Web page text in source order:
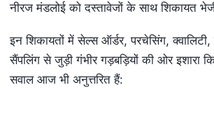
नीरज मंडलोई को दस्तावेजों के साथ शिकायत
इन शिकायतों में सेल्स ऑर्डर, परचेसिंग, क्वालिटी,
सैंपलिंग से जुड़ी गंभीर गड़बड़ियों की ओर इशारा
सवाल आज भी अनुत्तरित हैं: